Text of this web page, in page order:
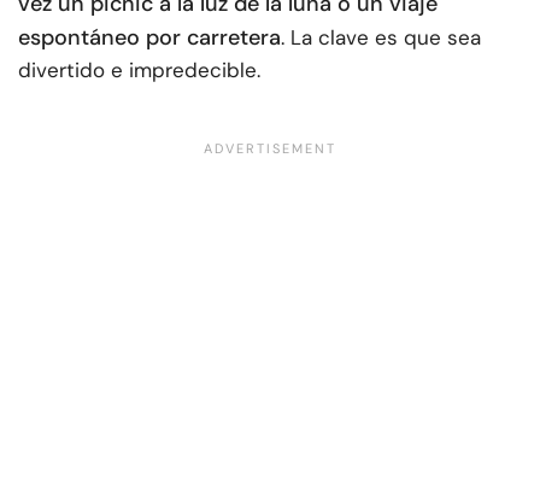
espontáneo por carretera. La clave es que sea
divertido e impredecible.